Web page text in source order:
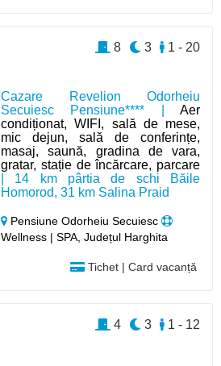
Cazare Revelion Odorheiu
Secuiesc Pensiune**** | Aer
condiționat, WIFI, sală de mese,
mic dejun, sală de conferințe,
masaj, saună, gradina de vara,
gratar, stație de încărcare, parcare
| 14 km pârtia de schi Băile
Homorod, 31 km Salina Praid
Pensiune Odorheiu Secuiesc
Wellness | SPA, Județul Harghita
Tichet | Card vacanță
1 - 20
3
8
1 - 12
3
4